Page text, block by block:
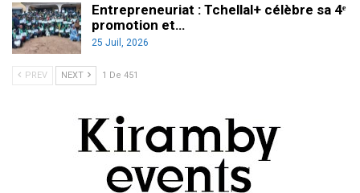
Entrepreneuriat : Tchellal+ célèbre sa 4ᵉ
promotion et…
25 Juil, 2026
PREV NEXT 1 De 451